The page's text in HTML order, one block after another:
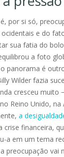
por si só,
e do
sua fatia do
a foto
panorama é
Wilder fazia
cresceu muito
Reino Unido,
a
crise financeira,
a em um tema
preocupação vai